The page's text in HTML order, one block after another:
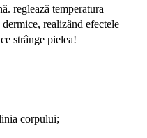
reglează temperatura
realizând efectele
strânge pielea!
corpului;